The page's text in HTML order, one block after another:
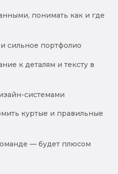
понимать как и где
сильное портфолио
к деталям и тексту в
системами
куртые и правильные
— будет плюсом